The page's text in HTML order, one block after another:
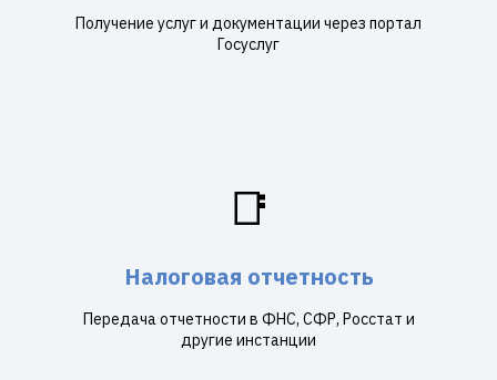
Получение услуг и документации через портал
Госуслуг
📑
Налоговая отчетность
Передача отчетности в ФНС, СФР, Росстат и
другие инстанции